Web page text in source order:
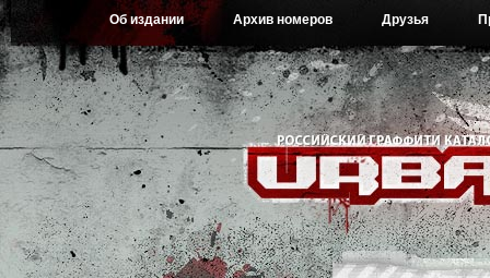
Об издании Архив номеров Друзья